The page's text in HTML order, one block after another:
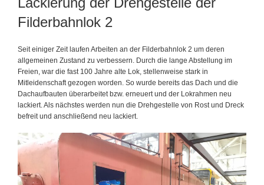
Filderbahnlok 2
Seit einiger Zeit laufen Arbeiten an der Filderbahnlok 2 um deren
allgemeinen Zustand zu verbessern. Durch die lange Abstellung im
Freien, war die fast 100 Jahre alte Lok, stellenweise stark in
Mitleidenschaft gezogen worden. So wurde bereits das Dach und die
Dachaufbauten überarbeitet bzw. erneuert und der Lokrahmen neu
lackiert. Als nächstes werden nun die Drehgestelle von Rost und Dreck
befreit und anschließend neu lackiert.